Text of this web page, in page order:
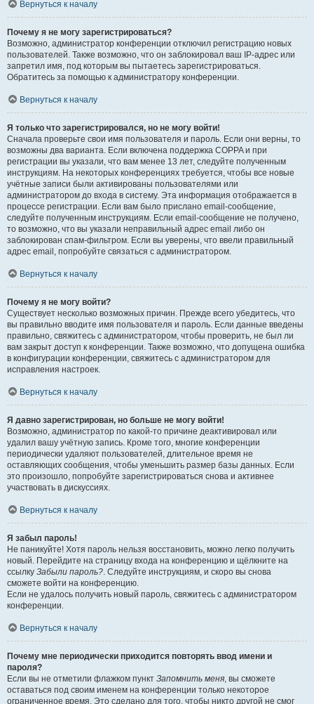
Вернуться к началу
Почему я не могу зарегистрироваться?
Возможно, администратор конференции отключил регистрацию новых
пользователей. Также возможно, что он заблокировал ваш IP-адрес или
запретил имя, под которым вы пытаетесь зарегистрироваться.
Обратитесь за помощью к администратору конференции.
Вернуться к началу
Я только что зарегистрировался, но не могу войти!
Сначала проверьте свои имя пользователя и пароль. Если они верны, то
возможны два варианта. Если включена поддержка COPPA и при
регистрации вы указали, что вам менее 13 лет, следуйте полученным
инструкциям. На некоторых конференциях требуется, чтобы все новые
учётные записи были активированы пользователями или
администратором до входа в систему. Эта информация отображается в
процессе регистрации. Если вам было прислано email-сообщение,
следуйте полученным инструкциям. Если email-сообщение не получено,
то возможно, что вы указали неправильный адрес email либо он
заблокирован спам-фильтром. Если вы уверены, что ввели правильный
адрес email, попробуйте связаться с администратором.
Вернуться к началу
Почему я не могу войти?
Существует несколько возможных причин. Прежде всего убедитесь, что
вы правильно вводите имя пользователя и пароль. Если данные введены
правильно, свяжитесь с администратором, чтобы проверить, не был ли
вам закрыт доступ к конференции. Также возможно, что допущена ошибка
в конфигурации конференции, свяжитесь с администратором для
исправления настроек.
Вернуться к началу
Я давно зарегистрирован, но больше не могу войти!
Возможно, администратор по какой-то причине деактивировал или
удалил вашу учётную запись. Кроме того, многие конференции
периодически удаляют пользователей, длительное время не
оставляющих сообщения, чтобы уменьшить размер базы данных. Если
это произошло, попробуйте зарегистрироваться снова и активнее
участвовать в дискуссиях.
Вернуться к началу
Я забыл пароль!
Не паникуйте! Хотя пароль нельзя восстановить, можно легко получить
новый. Перейдите на страницу входа на конференцию и щёлкните на
ссылку Забыли пароль?. Следуйте инструкциям, и скоро вы снова
сможете войти на конференцию.
Если не удалось получить новый пароль, свяжитесь с администратором
конференции.
Вернуться к началу
Почему мне периодически приходится повторять ввод имени и
пароля?
Если вы не отметили флажком пункт Запомнить меня, вы сможете
оставаться под своим именем на конференции только некоторое
ограниченное время. Это сделано для того, чтобы никто другой не смог